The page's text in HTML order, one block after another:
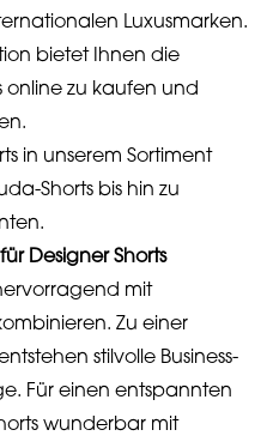
Luxusmarken.
bietet Ihnen die
online zu kaufen und
in unserem Sortiment
Shorts bis hin zu
Designer Shorts
mit
Zu einer
stilvolle Business-
Für einen entspannten
wunderbar mit